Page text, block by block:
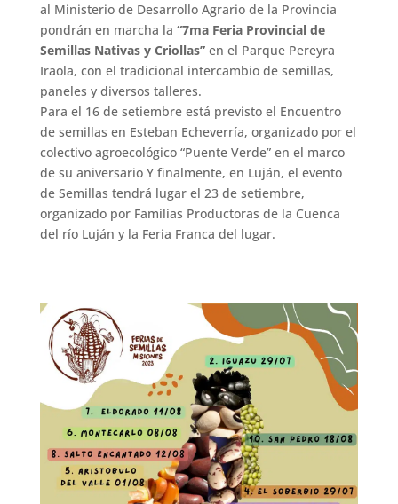
al Ministerio de Desarrollo Agrario de la Provincia
pondrán en marcha la “7ma Feria Provincial de
Semillas Nativas y Criollas”en el Parque Pereyra
Iraola, con el tradicional intercambio de semillas,
paneles y diversos talleres.
Para el 16 de setiembre está previsto el Encuentro
de semillas en Esteban Echeverría, organizado por el
colectivo agroecológico “Puente Verde” en el marco
de su aniversario Y finalmente, en Luján, el evento
de Semillas tendrá lugar el 23 de setiembre,
organizado por Familias Productoras de la Cuenca
del río Luján y la Feria Franca del lugar.